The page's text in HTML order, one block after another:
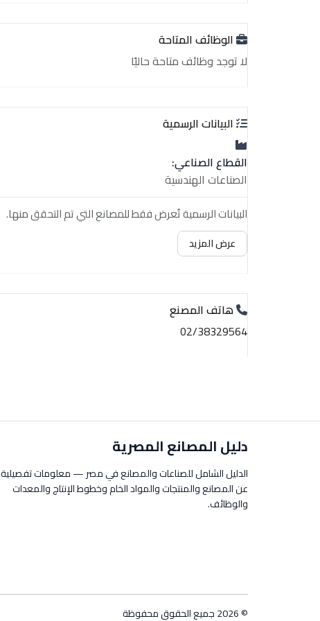
الوظائف المتاحة
لا توجد وظائف متاحة حاليًا
البيانات الرسمية
القطاع الصناعي:
الصناعات الهندسية
البيانات الرسمية تُعرض فقط للمصانع التي تم التحقق منها.
عرض المزيد
هاتف المصنع
02/38329564
دليل المصانع المصرية
الدليل الشامل للصناعات والمصانع في مصر — معلومات تفصيلية
عن المصانع والمنتجات والمواد الخام وخطوط الإنتاج والمعدات
والوظائف.
© 2026 جميع الحقوق محفوظة